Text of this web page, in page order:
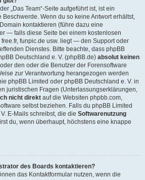
„Das Team“-Seite aufgeführt ist, ist ein
Wenn du so keine Antwort erhältst,
kontaktieren (führe dazu eine
— falls diese Seite bei einem kostenlosen
free.fr, funpic.de usw. liegt — den Support oder
Dienstes. Bitte beachte, dass phpBB
Deutschland e. V. (phpBB.de) absolut keinen
den oder die Benutzer der Forensoftware
zur Verantwortung herangezogen werden
phpBB Limited oder phpBB Deutschland e. V. in
juristischen Fragen (Unterlassungserklärungen,
nicht direkt auf die Websiten phpbb.com,
selbst beziehen. Falls du phpBB Limited
E-Mails schreibst, die die Softwarenutzung
du, wenn überhaupt, höchstens eine knappe
des Boards kontaktieren?
das Kontaktformular nutzen, wenn die